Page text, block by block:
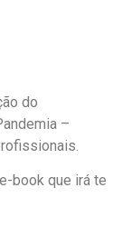
do
–
book que irá te